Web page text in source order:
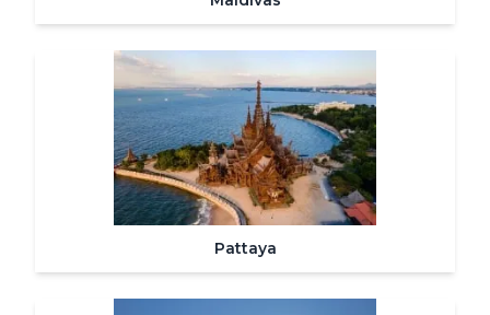
Pattaya